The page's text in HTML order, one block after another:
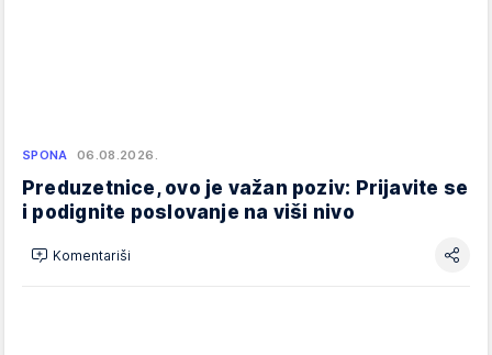
SPONA 06.08.2026.
Preduzetnice, ovo je važan poziv: Prijavite se
i podignite poslovanje na viši nivo
Komentariši